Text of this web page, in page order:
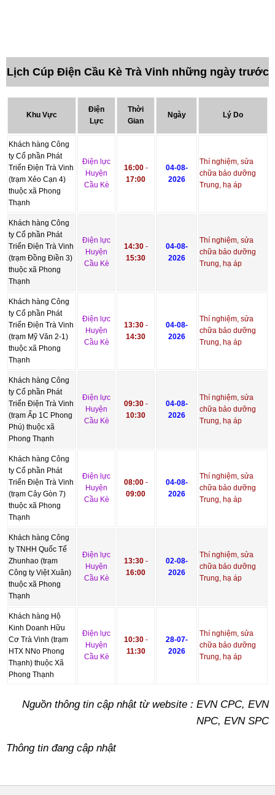
Lịch Cúp Điện Cầu Kè Trà Vinh những ngày trước
Khu Vực
Điện
Lực
Thời
Gian
Ngày Lý Do
Khách hàng Công
ty Cổ phần Phát
Triển Điện Trà Vinh
(trạm Xẻo Cạn 4)
thuộc xã Phong
Thạnh
Điện lực
Huyện
Cầu Kè
16:00-
17:00
04-08-
2026
Thí nghiệm, sửa
chữa bảo dưỡng
Trung, hạ áp
Khách hàng Công
ty Cổ phần Phát
Triển Điện Trà Vinh
(trạm Đồng Điền 3)
thuộc xã Phong
Thạnh
Điện lực
Huyện
Cầu Kè
14:30-
15:30
04-08-
2026
Thí nghiệm, sửa
chữa bảo dưỡng
Trung, hạ áp
Khách hàng Công
ty Cổ phần Phát
Triển Điện Trà Vinh
(trạm Mỹ Văn 2-1)
thuộc xã Phong
Thạnh
Điện lực
Huyện
Cầu Kè
13:30-
14:30
04-08-
2026
Thí nghiệm, sửa
chữa bảo dưỡng
Trung, hạ áp
Khách hàng Công
ty Cổ phần Phát
Triển Điện Trà Vinh
(trạm Ấp 1C Phong
Phú) thuộc xã
Phong Thạnh
Điện lực
Huyện
Cầu Kè
09:30-
10:30
04-08-
2026
Thí nghiệm, sửa
chữa bảo dưỡng
Trung, hạ áp
Khách hàng Công
ty Cổ phần Phát
Triển Điện Trà Vinh
(trạm Cây Gòn 7)
thuộc xã Phong
Thạnh
Điện lực
Huyện
Cầu Kè
08:00-
09:00
04-08-
2026
Thí nghiệm, sửa
chữa bảo dưỡng
Trung, hạ áp
Khách hàng Công
ty TNHH Quốc Tế
Zhunhao (trạm
Công ty Việt Xuân)
thuộc xã Phong
Thạnh
Điện lực
Huyện
Cầu Kè
13:30-
16:00
02-08-
2026
Thí nghiệm, sửa
chữa bảo dưỡng
Trung, hạ áp
Khách hàng Hộ
Kinh Doanh Hữu
Cơ Trà Vinh (trạm
HTX NNo Phong
Thạnh) thuộc Xã
Phong Thạnh
Điện lực
Huyện
Cầu Kè
10:30-
11:30
28-07-
2026
Thí nghiệm, sửa
chữa bảo dưỡng
Trung, hạ áp
Nguồn thông tin cập nhật từ website : EVN CPC, EVN
NPC, EVN SPC
Thông tin đang cập nhật